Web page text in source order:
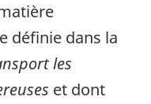
définie dans la
les
et dont